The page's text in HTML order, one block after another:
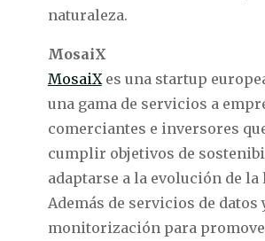
naturaleza.
MosaiX
MosaiXes una startup
una gama de servicios a
comerciantes e inversores
cumplir objetivos de
adaptarse a la evolución de
Además de servicios de datos
monitorización para